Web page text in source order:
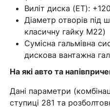
Кошик
У кошику немає
Ваш номер
Оператор
Виліт диска (ET):
Діаметр отворів під
класичну гайку M22)
Сумісна гальмівна
дискова вантажна
На які авто та
Дані параметри
ступиці 281 та